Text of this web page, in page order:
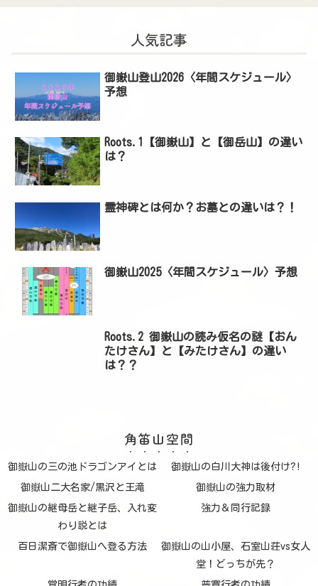
人気記事
御嶽山登山2026〈年間スケジュール〉
予想
Roots.1【御嶽山】と【御岳山】の違い
は？
霊神碑とは何か？お墓との違いは？！
御嶽山2025〈年間スケジュール〉予想
Roots.2 御嶽山の読み仮名の謎【おん
たけさん】と【みたけさん】の違い
は？？
角笛山空間
御嶽山の三の池ドラゴンアイとは 御嶽山の白川大神は後付け?!
御嶽山二大名家/黒沢と王滝 御嶽山の強力取材
御嶽山の継母岳と継子岳、入れ変
わり説とは
強力＆同行記録
百日潔斎で御嶽山へ登る方法
御嶽山の山小屋、石室山荘vs女人
堂！どっちが先？